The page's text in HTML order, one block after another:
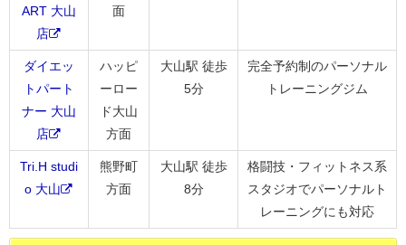
ART 大山
店
面
ダイエッ
トパート
ナー 大山
店
ハッピ
ーロー
ド大山
方面
大山駅 徒歩
5分
完全予約制のパーソナル
トレーニングジム
Tri.H studi
o 大山
熊野町
方面
大山駅 徒歩
8分
格闘技・フィットネス系
スタジオでパーソナルト
レーニングにも対応